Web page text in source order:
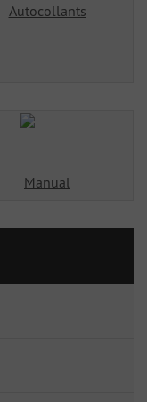
Autocollants
Manual